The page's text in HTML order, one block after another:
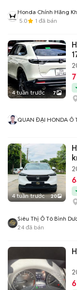
Honda Chính Hãng
5.0
1 đã bán
4 tuần trước 7
QUAN ĐẠI HONDA Ô
4 tuần trước 20
Siêu Thị Ô Tô Bình
24 đã bán